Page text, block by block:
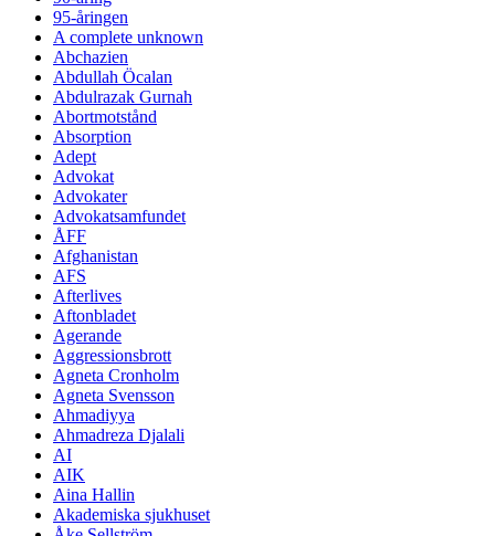
95-åringen
A complete unknown
Abchazien
Abdullah Öcalan
Abdulrazak Gurnah
Abortmotstånd
Absorption
Adept
Advokat
Advokater
Advokatsamfundet
ÅFF
Afghanistan
AFS
Afterlives
Aftonbladet
Agerande
Aggressionsbrott
Agneta Cronholm
Agneta Svensson
Ahmadiyya
Ahmadreza Djalali
AI
AIK
Aina Hallin
Akademiska sjukhuset